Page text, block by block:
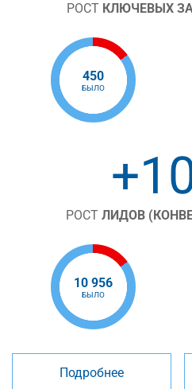
РОСТ КЛЮЧЕВЫХ
450
БЫЛО
РОСТ ЛИДОВ
10 956
БЫЛО
Подробнее